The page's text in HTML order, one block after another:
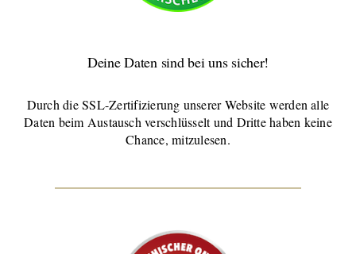
Deine Daten sind bei uns sicher!
Durch die SSL-Zertifizierung unserer Website werden alle
Daten beim Austausch verschlüsselt und Dritte haben keine
Chance, mitzulesen.